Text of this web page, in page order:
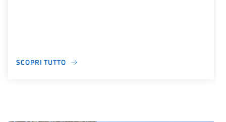
SCOPRI TUTTO